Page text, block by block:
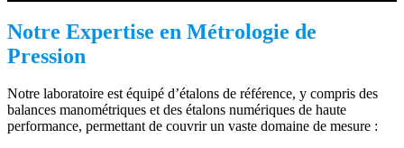
Notre Expertise en Métrologie de
Pression
Notre laboratoire est équipé d’étalons de référence, y compris des
balances manométriques et des étalons numériques de haute
performance, permettant de couvrir un vaste domaine de mesure :